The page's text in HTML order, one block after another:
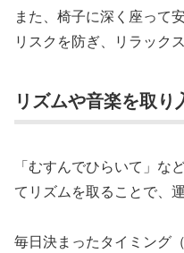
また、椅子に深く座って
リスクを防ぎ、リラック
リズムや音楽を取
「むすんでひらいて」な
てリズムを取ることで、
毎日決まったタイミング